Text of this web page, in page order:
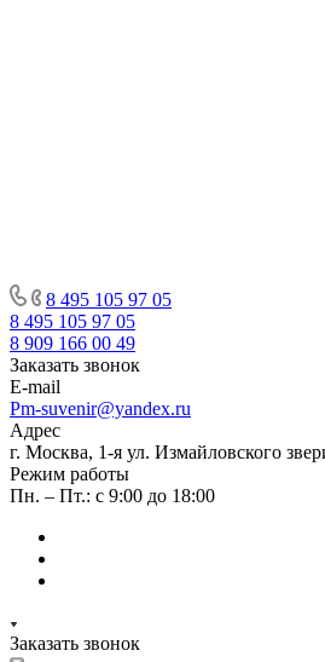
8 495 105 97 05
8 495 105 97 05
8 909 166 00 49
Заказать звонок
E-mail
Pm-suvenir@yandex.ru
Адрес
г. Москва, 1-я ул. Измайловского
Режим работы
Пн. – Пт.: с 9:00 до 18:00
Заказать звонок